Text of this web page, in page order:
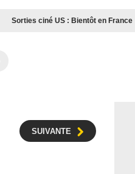
Sorties ciné US : Bientôt en France
SUIVANTE